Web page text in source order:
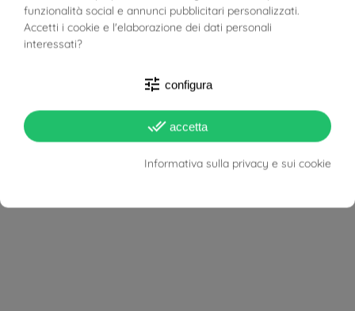
Spessore 1.90 mm
Materiale
Donna
Uomo
funzionalità social e annunci pubblicitari personalizzati.
Accetti i cookie e l'elaborazione dei dati personali
interessati?
tune configura
done_all accetta
Informativa sulla privacy e sui cookie